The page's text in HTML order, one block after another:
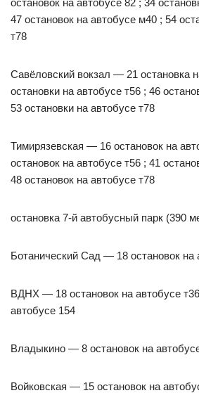
остановок на автобусе 82 ; 34
47 остановок на автобусе м40 ; 54
т78
Савёловский вокзал — 21 остановка
остановки на автобусе т56 ; 46
53 остановки на автобусе т78
Тимирязевская — 16 остановок на
остановок на автобусе т56 ; 41
48 остановок на автобусе т78
остановка 7-й автобусный парк (390
Ботанический Сад — 18 остановок на
ВДНХ — 18 остановок на автобусе
автобусе 154
Владыкино — 8 остановок на
Войковская — 15 остановок на